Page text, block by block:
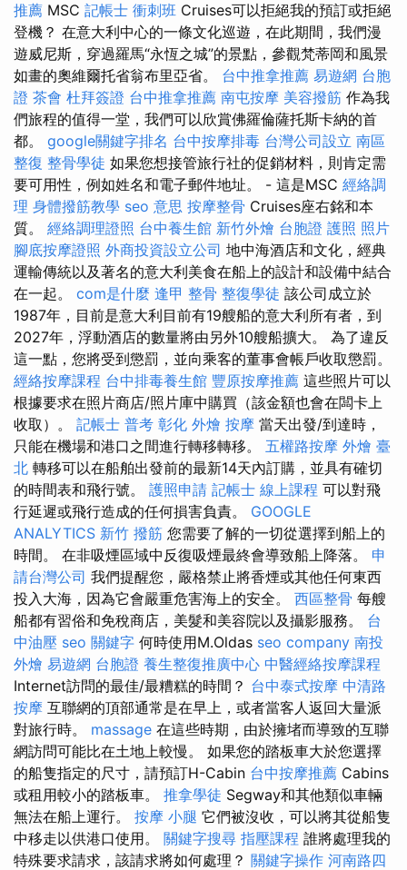
推薦 MSC 記帳士 衝刺班 Cruises可以拒絕我的預訂或拒絕
登機？ 在意大利中心的一條文化巡遊，在此期間，我們漫
遊威尼斯，穿過羅馬“永恆之城”的景點，參觀梵蒂岡和風景
如畫的奧維爾托省翁布里亞省。 台中推拿推薦 易遊網 台胞
證 茶會 杜拜簽證 台中推拿推薦 南屯按摩 美容撥筋 作為我
們旅程的值得一堂，我們可以欣賞佛羅倫薩托斯卡納的首
都。 google關鍵字排名 台中按摩排毒 台灣公司設立 南區
整復 整骨學徒 如果您想接管旅行社的促銷材料，則肯定需
要可用性，例如姓名和電子郵件地址。 - 這是MSC 經絡調
理 身體撥筋教學 seo 意思 按摩整骨 Cruises座右銘和本
質。 經絡調理證照 台中養生館 新竹外燴 台胞證 護照 照片
腳底按摩證照 外商投資設立公司 地中海酒店和文化，經典
運輸傳統以及著名的意大利美食在船上的設計和設備中結合
在一起。 com是什麼 逢甲 整骨 整復學徒 該公司成立於
1987年，目前是意大利目前有19艘船的意大利所有者，到
2027年，浮動酒店的數量將由另外10艘船擴大。 為了違反
這一點，您將受到懲罰，並向乘客的董事會帳戶收取懲罰。
經絡按摩課程 台中排毒養生館 豐原按摩推薦 這些照片可以
根據要求在照片商店/照片庫中購買（該金額也會在闆卡上
收取）。 記帳士 普考 彰化 外燴 按摩 當天出發/到達時，
只能在機場和港口之間進行轉移轉移。 五權路按摩 外燴 臺
北 轉移可以在船舶出發前的最新14天內訂購，並具有確切
的時間表和飛行號。 護照申請 記帳士 線上課程 可以對飛
行延遲或飛行造成的任何損害負責。 GOOGLE
ANALYTICS 新竹 撥筋 您需要了解的一切從選擇到船上的
時間。 在非吸煙區域中反復吸煙最終會導致船上降落。 申
請台灣公司 我們提醒您，嚴格禁止將香煙或其他任何東西
投入大海，因為它會嚴重危害海上的安全。 西區整骨 每艘
船都有習俗和免稅商店，美髮和美容院以及攝影服務。 台
中油壓 seo 關鍵字 何時使用M.Oldas seo company 南投
外燴 易遊網 台胞證 養生整復推廣中心 中醫經絡按摩課程
Internet訪問的最佳/最糟糕的時間？ 台中泰式按摩 中清路
按摩 互聯網的頂部通常是在早上，或者當客人返回大量派
對旅行時。 massage 在這些時期，由於擁堵而導致的互聯
網訪問可能比在土地上較慢。 如果您的踏板車大於您選擇
的船隻指定的尺寸，請預訂H-Cabin 台中按摩推薦 Cabins
或租用較小的踏板車。 推拿學徒 Segway和其他類似車輛
無法在船上運行。 按摩 小腿 它們被沒收，可以將其從船隻
中移走以供港口使用。 關鍵字搜尋 指壓課程 誰將處理我的
特殊要求請求，該請求將如何處理？ 關鍵字操作 河南路四